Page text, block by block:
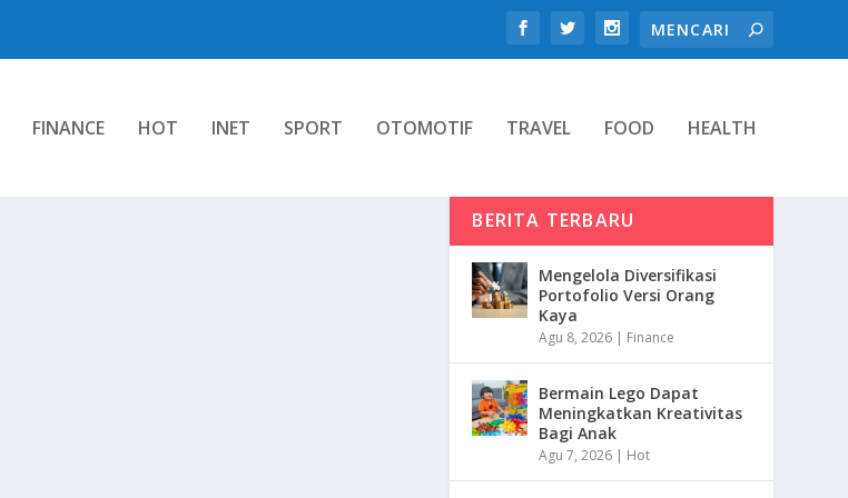
FINANCE HOT INET SPORT OTOMOTIF TRAVEL FOOD HEALTH
BERITA TERBARU
Mengelola Diversifikasi
Portofolio Versi Orang
Kaya
Agu 8, 2026 | Finance
Bermain Lego Dapat
Meningkatkan Kreativitas
Bagi Anak
Agu 7, 2026 | Hot